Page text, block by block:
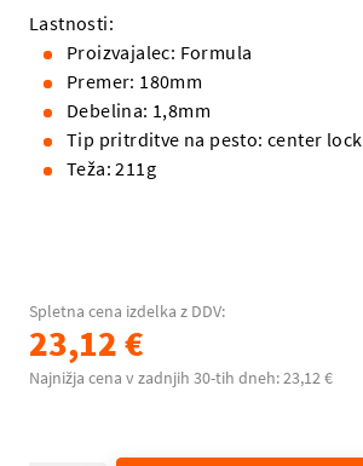
Lastnosti:
Proizvajalec: Formula
Premer: 180mm
Debelina: 1,8mm
Tip pritrditve na pesto: center lock
Teža: 211g
Spletna cena izdelka z DDV:
23,12 €
Najnižja cena v zadnjih 30-tih dneh: 23,12 €